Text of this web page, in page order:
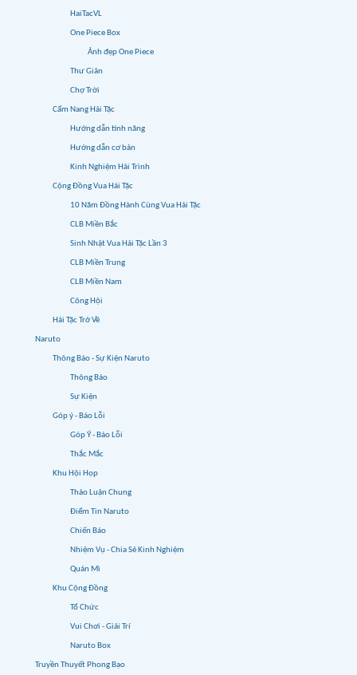
HaiTacVL
One Piece Box
Ảnh đẹp One Piece
Thư Giãn
Chợ Trời
Cẩm Nang Hải Tặc
Hướng dẫn tính năng
Hướng dẫn cơ bản
Kinh Nghiệm Hải Trình
Cộng Đồng Vua Hải Tặc
10 Năm Đồng Hành Cùng Vua Hải Tặc
CLB Miền Bắc
Sinh Nhật Vua Hải Tặc Lần 3
CLB Miền Trung
CLB Miền Nam
Công Hội
Hải Tặc Trở Về
Naruto
Thông Báo - Sự Kiện Naruto
Thông Báo
Sự Kiện
Góp ý - Báo Lỗi
Góp Ý - Báo Lỗi
Thắc Mắc
Khu Hội Họp
Thảo Luận Chung
Điểm Tin Naruto
Chiến Báo
Nhiệm Vụ - Chia Sẻ Kinh Nghiệm
Quán Mì
Khu Cộng Đồng
Tổ Chức
Vui Chơi - Giải Trí
Naruto Box
Truyền Thuyết Phong Bạo